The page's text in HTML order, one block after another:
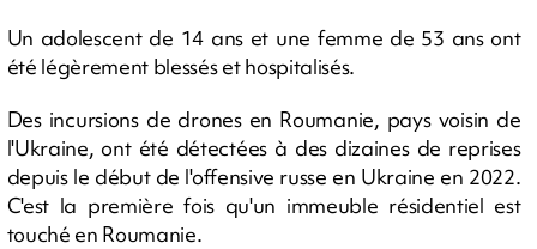
Un adolescent de 14 ans et une femme de 53 ans ont
été légèrement blessés et hospitalisés.
Des incursions de drones en Roumanie, pays voisin de
l'Ukraine, ont été détectées à des dizaines de reprises
depuis le début de l'offensive russe en Ukraine en 2022.
C'est la première fois qu'un immeuble résidentiel est
touché en Roumanie.